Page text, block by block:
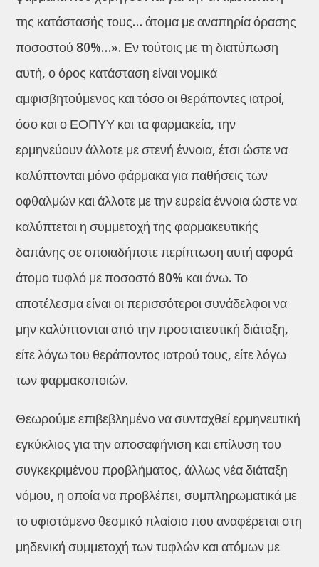
της κατάστασής τους… άτομα με αναπηρία όρασης
ποσοστού 80%…». Εν τούτοις με τη διατύπωση
αυτή, ο όρος κατάσταση είναι νομικά
αμφισβητούμενος και τόσο οι θεράποντες ιατροί,
όσο και ο ΕΟΠΥΥ και τα φαρμακεία, την
ερμηνεύουν άλλοτε με στενή έννοια, έτσι ώστε να
καλύπτονται μόνο φάρμακα για παθήσεις των
οφθαλμών και άλλοτε με την ευρεία έννοια ώστε να
καλύπτεται η συμμετοχή της φαρμακευτικής
δαπάνης σε οποιαδήποτε περίπτωση αυτή αφορά
άτομο τυφλό με ποσοστό 80% και άνω. Το
αποτέλεσμα είναι οι περισσότεροι συνάδελφοι να
μην καλύπτονται από την προστατευτική διάταξη,
είτε λόγω του θεράποντος ιατρού τους, είτε λόγω
των φαρμακοποιών.
Θεωρούμε επιβεβλημένο να συνταχθεί ερμηνευτική
εγκύκλιος για την αποσαφήνιση και επίλυση του
συγκεκριμένου προβλήματος, άλλως νέα διάταξη
νόμου, η οποία να προβλέπει, συμπληρωματικά με
το υφιστάμενο θεσμικό πλαίσιο που αναφέρεται στη
μηδενική συμμετοχή των τυφλών και ατόμων με